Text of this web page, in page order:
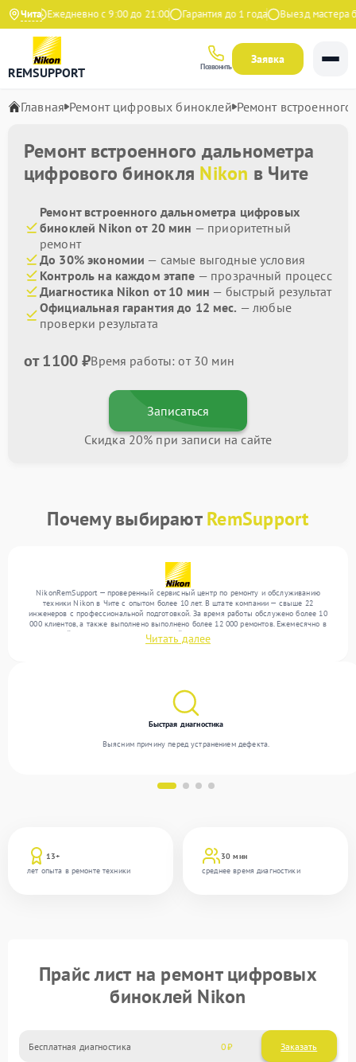
ЧитаЕжедневно с 9:00 до 21:00 Гарантия до 1 года Выезд мастера
REMSUPPORT Позвонить
Заявка
Главная Ремонт цифровых биноклей Ремонт
Ремонт встроенного дальнометра
цифрового бинокля Nikon в Чите
Ремонт встроенного дальнометра цифровых
биноклей Nikon от 20 мин — приоритетный
ремонт
До 30% экономии — самые выгодные условия
Контроль на каждом этапе — прозрачный процесс
Диагностика Nikon от 10 мин — быстрый результат
Официальная гарантия до 12 мес. — любые
проверки результата
от 1100 ₽Время работы: от 30 мин
Записаться
Скидка 20% при записи на сайте
Почему выбираютRemSupport
NikonRemSupport — проверенный сервисный центр по ремонту и обслуживанию
техники Nikon в Чите с опытом более 10 лет. В штате компании — свыше 22
инженеров с профессиональной подготовкой. За время работы обслужено более 10
000 клиентов, а также выполнено выполнено более 12 000 ремонтов. Ежемесячно в
сервисный центр поступает от 300 устройств, включая , , . Мы устраняем поломки
любой сложности и гарантируем высокое качество обслуживания благодаря опыту
Читать далее
13+
лет опыта в ремонте техники
30 мин
среднее время диагностики
Быстрая диагностика
Выясним причину перед устранением дефекта.
Прайс лист на ремонт цифровых
биноклей Nikon
Бесплатная диагностика 0 Заказать